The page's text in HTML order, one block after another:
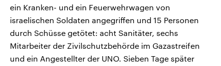
ein Kranken- und ein Feuerwehrwagen von
israelischen Soldaten angegriffen und 15 Personen
durch Schüsse getötet: acht Sanitäter, sechs
Mitarbeiter der Zivilschutzbehörde im Gazastreifen
und ein Angestellter der UNO. Sieben Tage später